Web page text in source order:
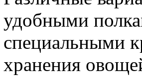
удобными
специальными
хранения